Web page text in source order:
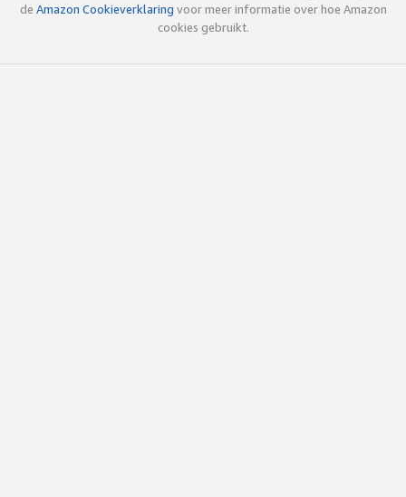
de Amazon Cookieverklaring voor meer informatie over hoe Amazon
cookies gebruikt.